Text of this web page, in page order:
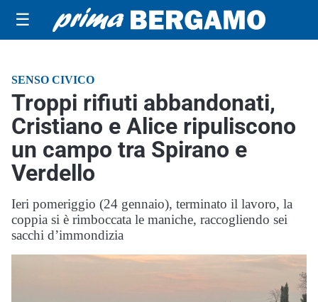
☰
SENSO CIVICO
Troppi rifiuti abbandonati,
Cristiano e Alice ripuliscono
un campo tra Spirano e
Verdello
Ieri pomeriggio (24 gennaio), terminato il lavoro, la
coppia si è rimboccata le maniche, raccogliendo sei
sacchi d’immondizia